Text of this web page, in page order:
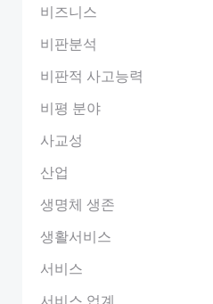
비즈니스
비판분석
비판적 사고능력
비평 분야
사교성
산업
생명체 생존
생활서비스
서비스
서비스 업계